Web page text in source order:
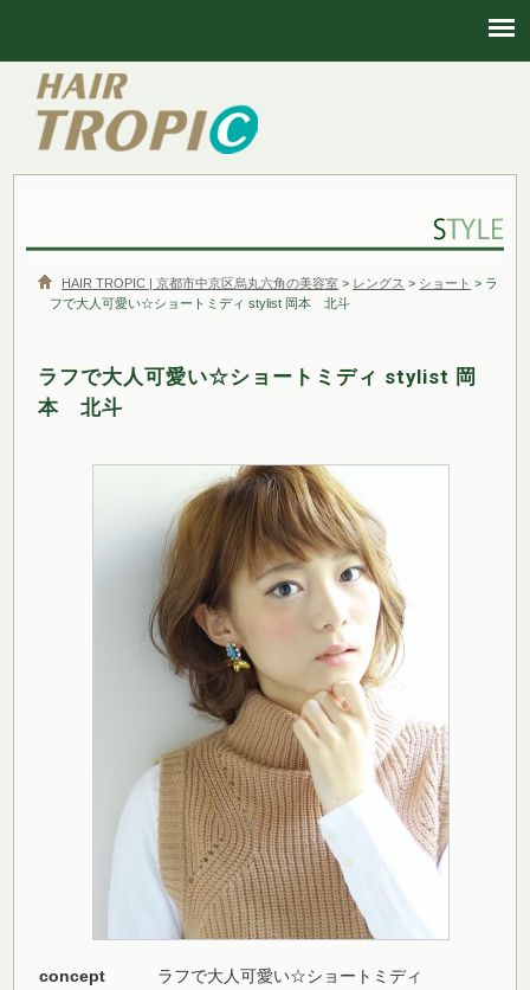
HAIR TROPIC | 京都市中京区烏丸六角の美容室 > レングス > ショート > ラ
フで大人可愛い☆ショートミディ stylist 岡本 北斗
ラフで大人可愛い☆ショートミディ stylist 岡
本 北斗
concept ラフで大人可愛い☆ショートミディ